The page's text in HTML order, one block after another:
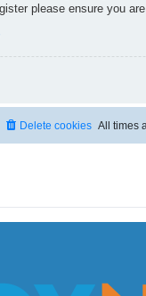
please ensure you
All times
Delete cookies